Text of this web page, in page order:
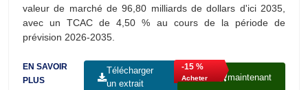
valeur de marché de 96,80 milliards de dollars d'ici 2035,
avec un TCAC de 4,50 % au cours de la période de
prévision 2026-2035.
EN SAVOIR
PLUS
Télécharger
un extrait
-15 %
Acheter maintenant